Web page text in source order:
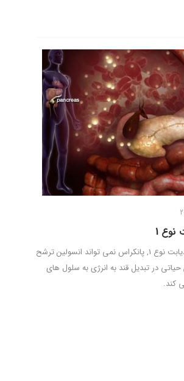
1
در افراد مبتلا به دیابت نوع 1, پانکراس نمی تواند انسولین ترشح
در تبدیل قند به انرژی به سلول های
کند.